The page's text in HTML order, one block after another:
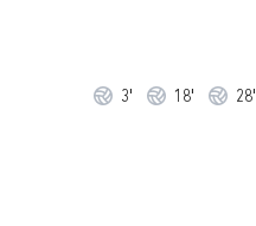
3' 18' 28'